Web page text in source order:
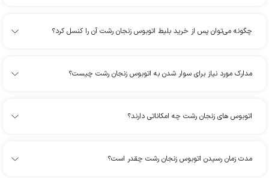
چگونه می‌توان پس از خرید بلیط اتوبوس زنجان رشت آن را کنسل کرد؟
مدارک مورد نیاز برای سوار شدن به اتوبوس زنجان رشت چیست؟
اتوبوس های زنجان رشت چه امکاناتی دارند؟
مدت زمان رسیدن اتوبوس زنجان رشت چقدر است؟